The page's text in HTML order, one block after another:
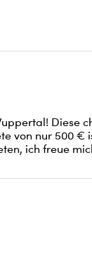
Diese
von nur 500 €
ich freue